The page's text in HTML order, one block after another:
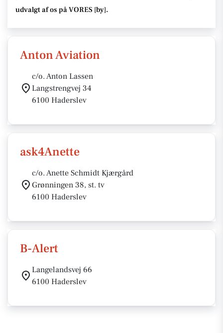
udvalgt af os på VORES [by].
Anton Aviation
c/o. Anton Lassen
Langstrengvej 34
6100 Haderslev
ask4Anette
c/o. Anette Schmidt Kjærgård
Grønningen 38, st. tv
6100 Haderslev
B-Alert
Langelandsvej 66
6100 Haderslev